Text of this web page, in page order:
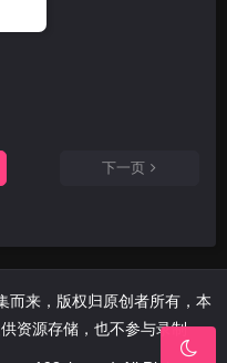
下一页
而来，版权归原创者所有，本
资源存储，也不参与录制